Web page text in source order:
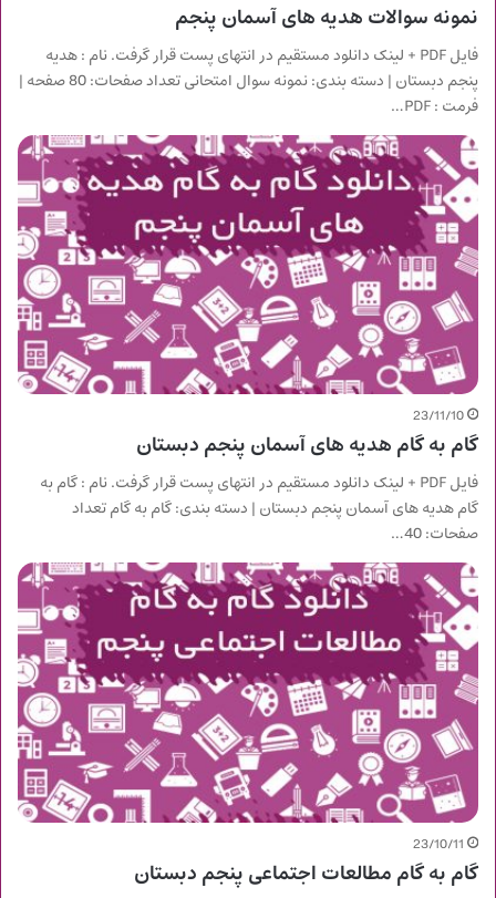
نمونه سوالات هدیه های آسمان پنجم
فایل PDF + لینک دانلود مستقیم در انتهای پست قرار گرفت. نام : هدیه
پنجم دبستان | دسته بندی: نمونه سوال امتحانی تعداد صفحات: 80 صفحه |
فرمت : PDF…
23/11/10
گام به گام هدیه های آسمان پنجم دبستان
فایل PDF + لینک دانلود مستقیم در انتهای پست قرار گرفت. نام : گام به
گام هدیه های آسمان پنجم دبستان | دسته بندی: گام به گام تعداد
صفحات: 40…
23/10/11
گام به گام مطالعات اجتماعی پنجم دبستان